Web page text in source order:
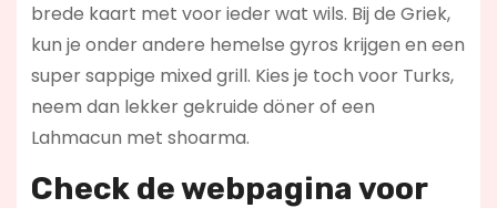
brede kaart met voor ieder wat wils. Bij de Griek,
kun je onder andere hemelse gyros krijgen en een
super sappige mixed grill. Kies je toch voor Turks,
neem dan lekker gekruide döner of een
Lahmacun met shoarma.
Check de webpagina voor